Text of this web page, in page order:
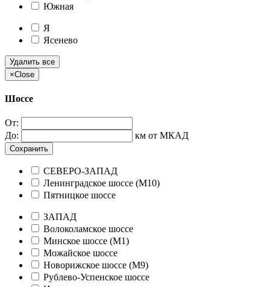
Южная
Я
Ясенево
Удалить все
×Close
Шоссе
От:
До:
км от МКАД
Сохранить
СЕВЕРО-ЗАПАД
Ленинградское шоссе (М10)
Пятницкое шоссе
ЗАПАД
Волоколамское шоссе
Минское шоссе (М1)
Можайское шоссе
Новорижское шоссе (М9)
Рублево-Успенское шоссе